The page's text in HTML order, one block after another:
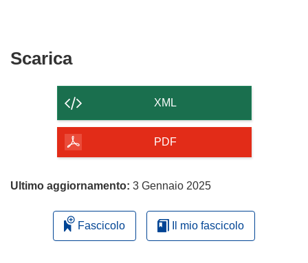
ScaricaScarica
contenuto
della
pagina
XML
PDF
Ultimo aggiornamento: 3 Gennaio 2025
Fascicolo Il mio fascicolo